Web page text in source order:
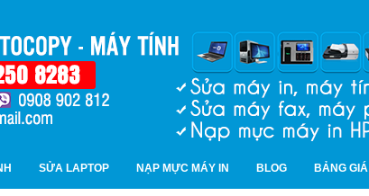
SỬA LAPTOP NẠP MỰC MÁY IN BLOG BẢNG GIÁ